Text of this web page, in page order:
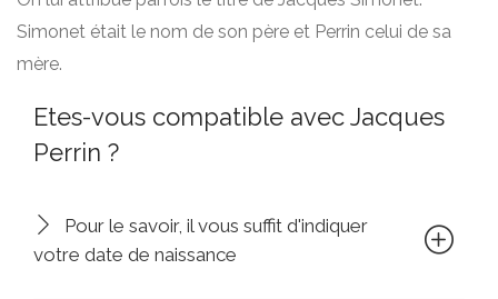
Simonet était le nom de son père et Perrin celui de sa
mère.
Etes-vous compatible avec Jacques
Perrin ?
Pour le savoir, il vous suffit d'indiquer
votre date de naissance